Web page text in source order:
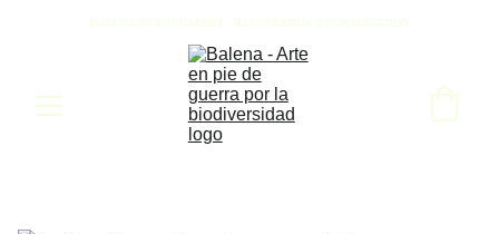
BALENA BY EVA CARRET - ILLUSTRATION X CONSERVATION